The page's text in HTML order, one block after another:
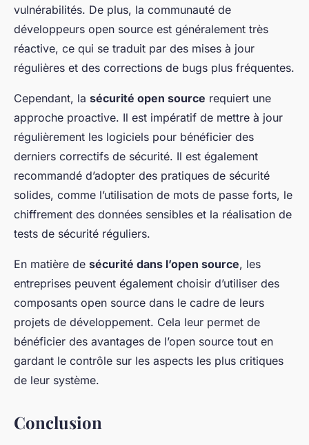
vulnérabilités. De plus, la communauté de
développeurs open source est généralement très
réactive, ce qui se traduit par des mises à jour
régulières et des corrections de bugs plus fréquentes.
Cependant, la sécurité open source requiert une
approche proactive. Il est impératif de mettre à jour
régulièrement les logiciels pour bénéficier des
derniers correctifs de sécurité. Il est également
recommandé d’adopter des pratiques de sécurité
solides, comme l’utilisation de mots de passe forts, le
chiffrement des données sensibles et la réalisation de
tests de sécurité réguliers.
En matière de sécurité dans l’open source, les
entreprises peuvent également choisir d’utiliser des
composants open source dans le cadre de leurs
projets de développement. Cela leur permet de
bénéficier des avantages de l’open source tout en
gardant le contrôle sur les aspects les plus critiques
de leur système.
Conclusion